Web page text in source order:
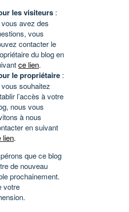
les visiteurs :
avez des
vous
contacter le
du blog en
ce lien.
le propriétaire :
souhaitez
l’accès à votre
nous vous
à nous
en suivant
lien.
que ce blog
de nouveau
prochainement.
votre